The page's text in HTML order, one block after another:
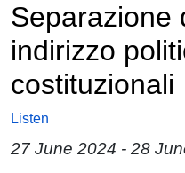
Separazione
indirizzo
costituzionali
Listen
27 June 2024 - 28